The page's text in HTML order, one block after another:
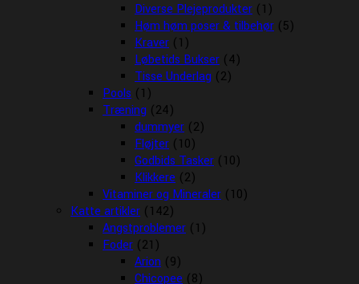
Diverse Plejeprodukter (1)
Høm høm poser & tilbehør (5)
Kraver (1)
Løbetids Bukser (4)
Tisse Underlag (2)
Pools (1)
Træning (24)
dummyer (2)
Fløjter (10)
Godbids Tasker (10)
Klikkere (2)
Vitaminer og Mineraler (10)
Katte artikler (142)
Angstproblemer (1)
Foder (21)
Arion (9)
Chicopee (8)